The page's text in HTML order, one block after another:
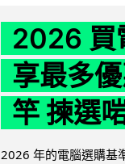
2026 買
享最多
竿 揀選
2026 年的電腦選購基